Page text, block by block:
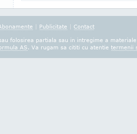
| Publicitate | Contact
folosirea partiala sau in intregime a
AS. Va rugam sa cititi cu atentie termenii